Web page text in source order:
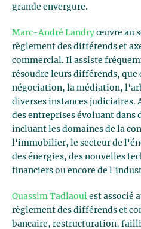
grande envergure.
Marc-André Landry œuvre au
règlement des différends et
commercial. Il assiste
résoudre leurs différends, que
négociation, la médiation,
diverses instances judiciaires.
des entreprises évoluant dans
incluant les domaines de la
l'immobilier, le secteur de
des énergies, des nouvelles
financiers ou encore de
Ouassim Tadlaoui est associé
règlement des différends et
bancaire, restructuration,